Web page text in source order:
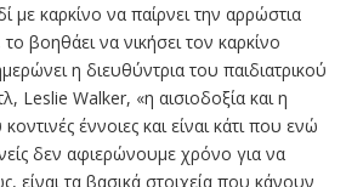
με καρκίνο να παίρνει την αρρώστια
βοηθάει να νικήσει τον καρκίνο
η διευθύντρια του παιδιατρικού
Leslie Walker, «η αισιοδοξία και η
έννοιες και είναι κάτι που ενώ
δεν αφιερώνουμε χρόνο για να
είναι τα βασικά στοιχεία που κάνουν